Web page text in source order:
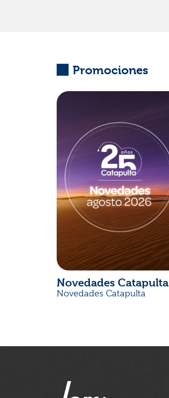
Promociones
Novedades Catapulta
Novedades Catapulta